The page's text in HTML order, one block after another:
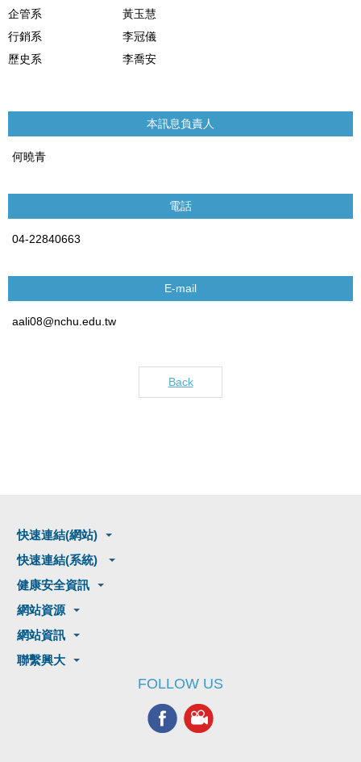
企管系
黃玉慧
行銷系
李冠儀
歷史系
李喬安
本訊息負責人
何曉青
電話
04-22840663
E-mail
aali08@nchu.edu.tw
Back
快速連結(網站)
快速連結(系統)
健康安全資訊
網站資源
網站資訊
聯繫興大
FOLLOW US